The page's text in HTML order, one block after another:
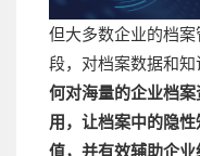
但大多数企业的档
段，对档案数据和知
何对海量的企业档
用，让档案中的隐
值，并有效辅助企